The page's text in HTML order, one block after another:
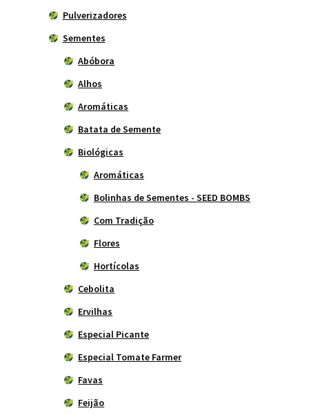
Pulverizadores
Sementes
Abóbora
Alhos
Aromáticas
Batata de Semente
Biológicas
Aromáticas
Bolinhas de Sementes - SEED BOMBS
Com Tradição
Flores
Hortícolas
Cebolita
Ervilhas
Especial Picante
Especial Tomate Farmer
Favas
Feijão